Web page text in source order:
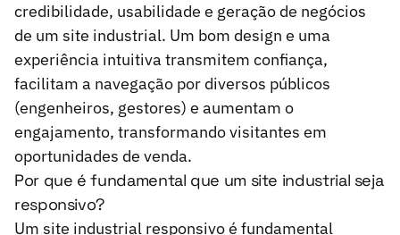
credibilidade, usabilidade e geração de negócios
de um site industrial. Um bom design e uma
experiência intuitiva transmitem confiança,
facilitam a navegação por diversos públicos
(engenheiros, gestores) e aumentam o
engajamento, transformando visitantes em
oportunidades de venda.
Por que é fundamental que um site industrial seja
responsivo?
Um site industrial responsivo é fundamental